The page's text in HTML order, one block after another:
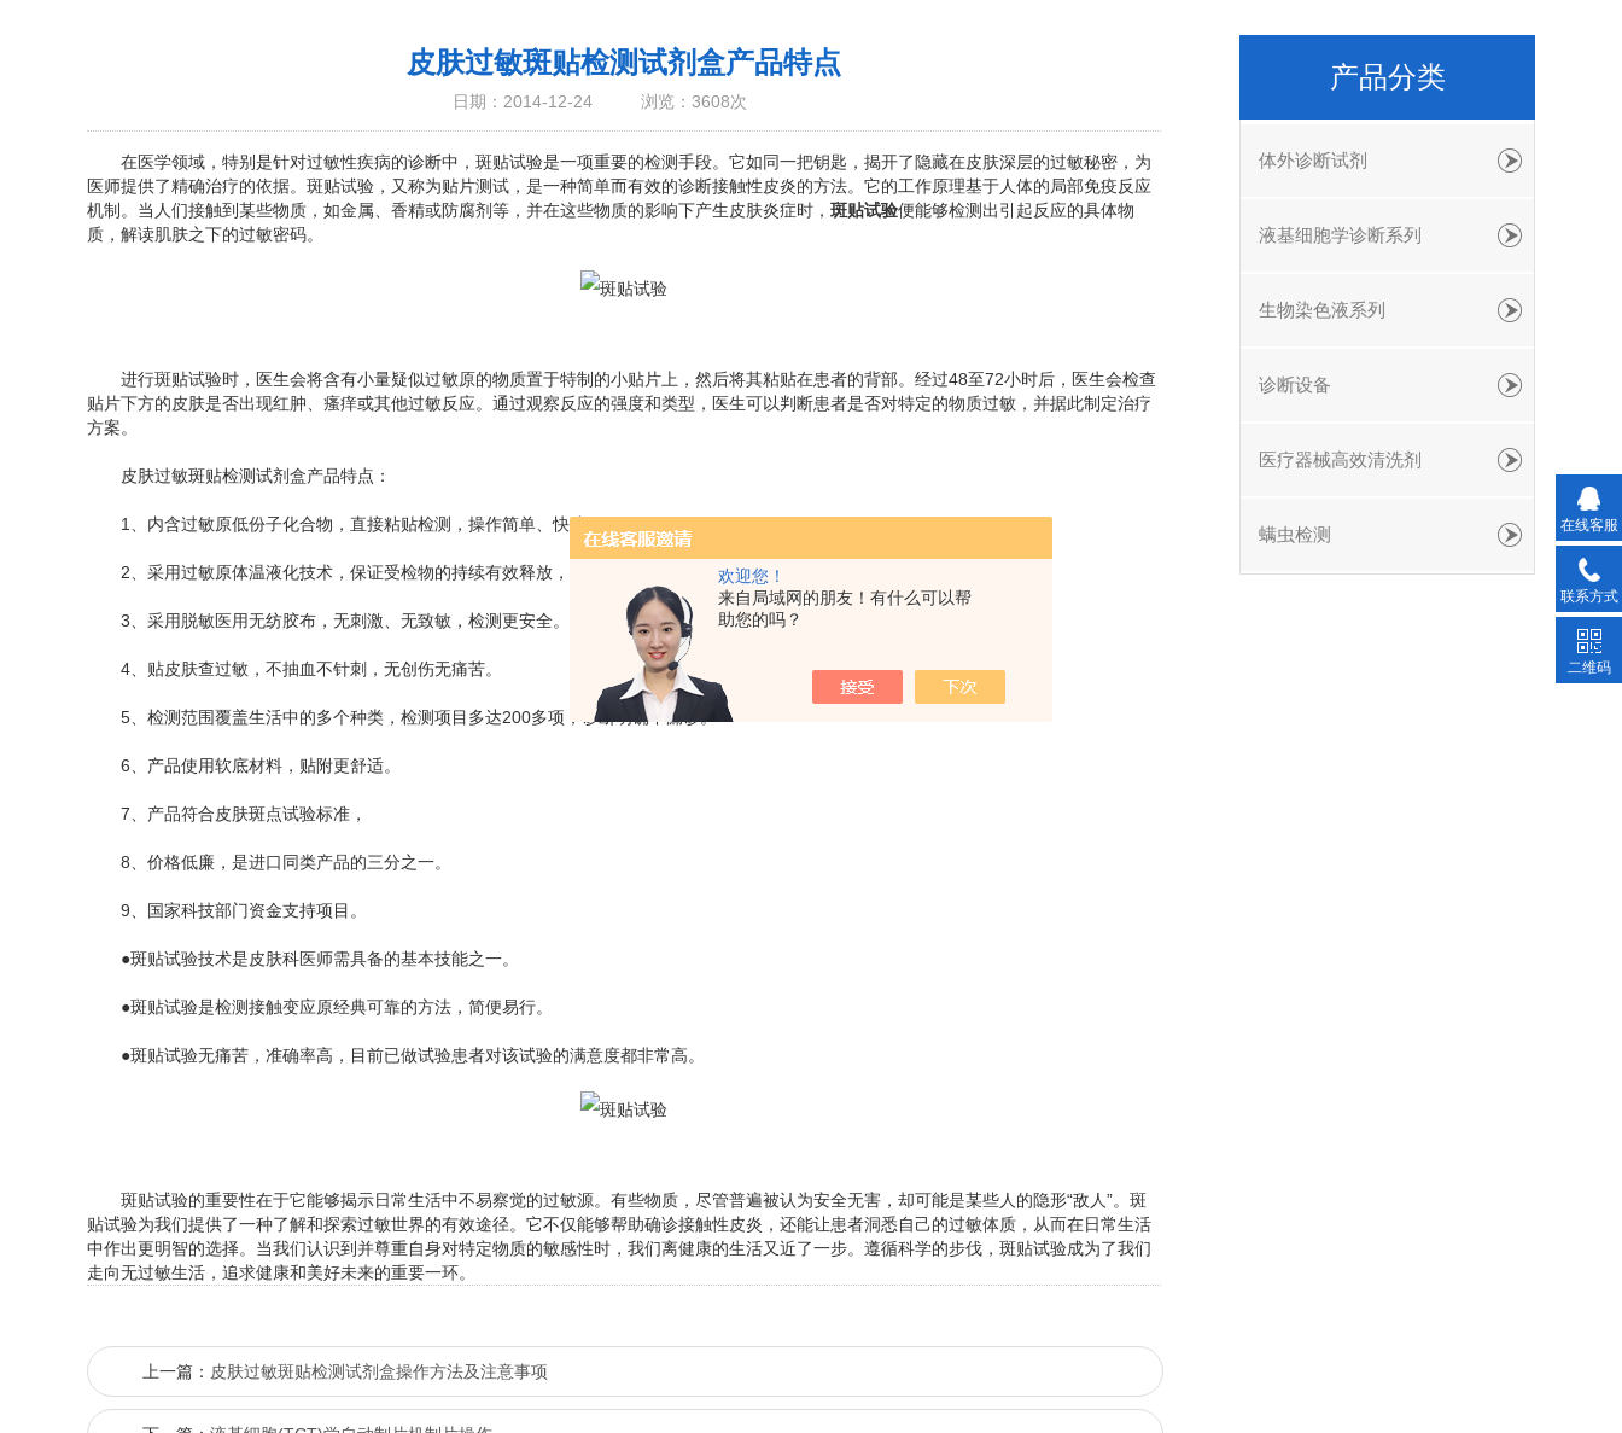
欢迎您！
来自局域网的朋友！有什么可以帮
助您的吗？
皮肤过敏斑贴检测试剂盒产品特点
日期：2014-12-24 浏览：3608次
在医学领域，特别是针对过敏性疾病的诊断中，斑贴试验是一项重要的检测手段。它如同一把钥匙，揭开了隐藏在皮肤深层的过敏秘密，为
医师提供了精确治疗的依据。斑贴试验，又称为贴片测试，是一种简单而有效的诊断接触性皮炎的方法。它的工作原理基于人体的局部免疫反应
机制。当人们接触到某些物质，如金属、香精或防腐剂等，并在这些物质的影响下产生皮肤炎症时， 斑贴试验便能够检测出引起反应的具体物
质，解读肌肤之下的过敏密码。
进行斑贴试验时，医生会将含有小量疑似过敏原的物质置于特制的小贴片上，然后将其粘贴在患者的背部。经过48至72小时后，医生会检查
贴片下方的皮肤是否出现红肿、瘙痒或其他过敏反应。通过观察反应的强度和类型，医生可以判断患者是否对特定的物质过敏，并据此制定治疗
方案。
皮肤过敏斑贴检测试剂盒产品特点：
1、内含过敏原低份子化合物，直接粘贴检测，操作简单、快速。
2、采用过敏原体温液化技术，保证受检物的持续有效释放，检测更准确。
3、采用脱敏医用无纺胶布，无刺激、无致敏，检测更安全。
4、贴皮肤查过敏，不抽血不针刺，无创伤无痛苦。
5、检测范围覆盖生活中的多个种类，检测项目多达200多项，诊断明确不漏诊。
6、产品使用软底材料，贴附更舒适。
7、产品符合皮肤斑点试验标准，
8、价格低廉，是进口同类产品的三分之一。
9、国家科技部门资金支持项目。
●斑贴试验技术是皮肤科医师需具备的基本技能之一。
●斑贴试验是检测接触变应原经典可靠的方法，简便易行。
●斑贴试验无痛苦，准确率高，目前已做试验患者对该试验的满意度都非常高。
斑贴试验的重要性在于它能够揭示日常生活中不易察觉的过敏源。有些物质，尽管普遍被认为安全无害，却可能是某些人的隐形“敌人”。斑
贴试验为我们提供了一种了解和探索过敏世界的有效途径。它不仅能够帮助确诊接触性皮炎，还能让患者洞悉自己的过敏体质，从而在日常生活
中作出更明智的选择。当我们认识到并尊重自身对特定物质的敏感性时，我们离健康的生活又近了一步。遵循科学的步伐，斑贴试验成为了我们
走向无过敏生活，追求健康和美好未来的重要一环。
上一篇： 皮肤过敏斑贴检测试剂盒操作方法及注意事项
产品分类
体外诊断试剂
液基细胞学诊断系列
生物染色液系列
诊断设备
医疗器械高效清洗剂
螨虫检测
在线客服
联系方式
二维码